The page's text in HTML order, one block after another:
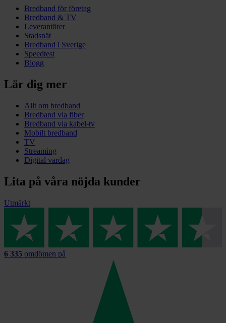
Bredband för företag
Bredband & TV
Leverantörer
Stadsnät
Bredband i Sverige
Speedtest
Blogg
Lär dig mer
Allt om bredband
Bredband via fiber
Bredband via kabel-tv
Mobilt bredband
TV
Streaming
Digital vardag
Lita på våra nöjda kunder
Utmärkt
6 335 omdömen på